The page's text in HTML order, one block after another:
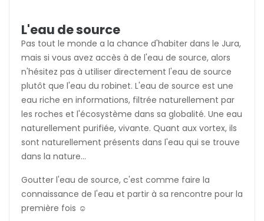
L'eau de source
Pas tout le monde a la chance d'habiter dans le Jura,
mais si vous avez accès à de l'eau de source, alors
n'hésitez pas à utiliser directement l'eau de source
plutôt que l'eau du robinet. L'eau de source est une
eau riche en informations, filtrée naturellement par
les roches et l'écosystème dans sa globalité. Une eau
naturellement purifiée, vivante. Quant aux vortex, ils
sont naturellement présents dans l'eau qui se trouve
dans la nature...
Goutter l'eau de source, c'est comme faire la
connaissance de l'eau et partir à sa rencontre pour la
première fois ☺️